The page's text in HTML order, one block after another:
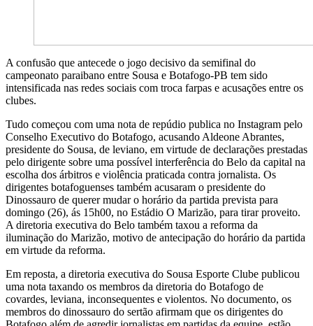
A confusão que antecede o jogo decisivo da semifinal do
campeonato paraibano entre Sousa e Botafogo-PB tem sido
intensificada nas redes sociais com troca farpas e acusações entre os
clubes.
Tudo começou com uma nota de repúdio publica no Instagram pelo
Conselho Executivo do Botafogo, acusando Aldeone Abrantes,
presidente do Sousa, de leviano, em virtude de declarações prestadas
pelo dirigente sobre uma possível interferência do Belo da capital na
escolha dos árbitros e violência praticada contra jornalista. Os
dirigentes botafoguenses também acusaram o presidente do
Dinossauro de querer mudar o horário da partida prevista para
domingo (26), ás 15h00, no Estádio O Marizão, para tirar proveito.
A diretoria executiva do Belo também taxou a reforma da
iluminação do Marizão, motivo de antecipação do horário da partida
em virtude da reforma.
Em reposta, a diretoria executiva do Sousa Esporte Clube publicou
uma nota taxando os membros da diretoria do Botafogo de
covardes, leviana, inconsequentes e violentos. No documento, os
membros do dinossauro do sertão afirmam que os dirigentes do